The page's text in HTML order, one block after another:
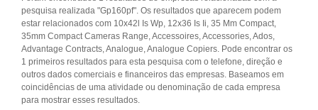
pesquisa realizada "Gp160pf". Os resultados que aparecem podem
estar relacionados com 10x42l Is Wp, 12x36 Is Ii, 35 Mm Compact,
35mm Compact Cameras Range, Accessoires, Accessories, Ados,
Advantage Contracts, Analogue, Analogue Copiers. Pode encontrar os
1 primeiros resultados para esta pesquisa com o telefone, direção e
outros dados comerciais e financeiros das empresas. Baseamos em
coincidências de uma atividade ou denominação de cada empresa
para mostrar esses resultados.